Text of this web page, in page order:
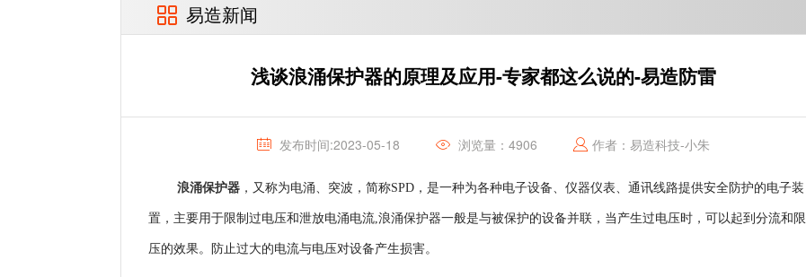
易造新闻
浅谈浪涌保护器的原理及应用-专家都这么说的-易造防雷
发布时间:2023-05-18 浏览量：4906 作者：易造科技-小朱
浪涌保护器 ，又称为电涌、突波，简称SPD，是一种为各种电子设备、仪器仪表、通讯线路提供安全防护的电子装
置，主要用于限制过电压和泄放电涌电流,浪涌保护器一般是与被保护的设备并联，当产生过电压时，可以起到分流和限
压的效果。防止过大的电流与电压对设备产生损害。